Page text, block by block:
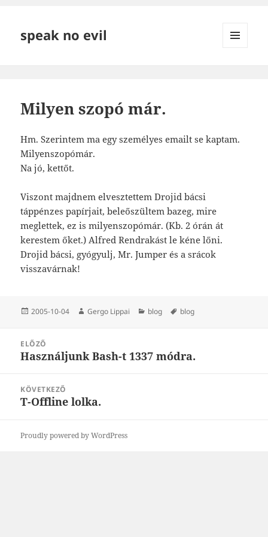
speak no evil
Milyen szopó már.
Hm. Szerintem ma egy személyes emailt se kaptam.
Milyenszopómár.
Na jó, kettőt.
Viszont majdnem elvesztettem Drojid bácsi
táppénzes papírjait, beleőszültem bazeg, mire
meglettek, ez is milyenszopómár. (Kb. 2 órán át
kerestem őket.) Alfred Rendrakást le kéne lőni.
Drojid bácsi, gyógyulj, Mr. Jumper és a srácok
visszavárnak!
Közzétéve
2005-10-04 Szerző
Gergo Lippai Kategória
blog Címke
blog
navigáció
ELŐZŐ
Korábbi
Használjunk Bash-t 1337 módra.
KÖVETKEZŐ
Következő
T-Offline lolka.
Proudly powered by WordPress